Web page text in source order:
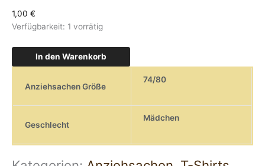
1,00 €
Verfügbarkeit: 1 vorrätig
In den Warenkorb
Anziehsachen Größe
74/80
Geschlecht
Mädchen